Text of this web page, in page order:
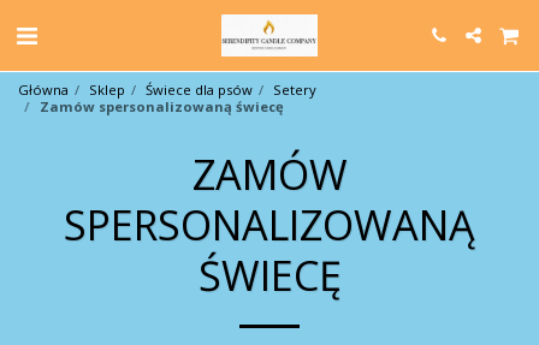
Główna Sklep Świece dla psów
Setery
Zamów spersonalizowaną świecę
ZAMÓW
SPERSONALIZOWANĄ
ŚWIECĘ